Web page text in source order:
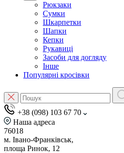
Рюкзаки
Сумки
Шкарпетки
Шапки
Кепки
Рукавиці
Засоби для догляду
Інше
Популярні кросівки
+38 (098) 103 67 70
Наша адреса
76018
м. Івано-Франківськ,
площа Ринок, 12